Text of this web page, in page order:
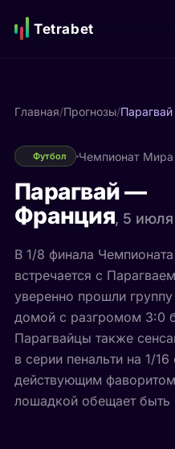
Tetrabet
Главная/Прогнозы/
Футбол Чемпионат
Парагвай —
Франция, 5
В 1/8 финала
встречается с
уверенно прошли
домой с разгромом 3:0
Парагвайцы также
в серии пенальти на 1/
действующим
лошадкой обещает